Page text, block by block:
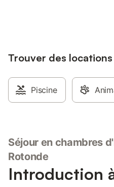
Trouver des locations
Piscine
Séjour en chambres
Rotonde
Introduction